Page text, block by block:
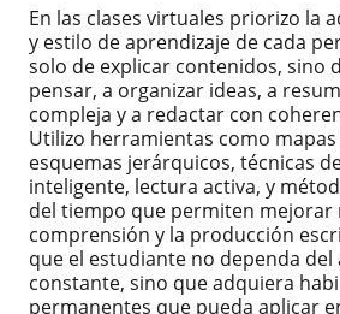
En las clases virtuales priorizo la
y estilo de aprendizaje de cada
solo de explicar contenidos, sino
pensar, a organizar ideas, a
compleja y a redactar con
Utilizo herramientas como
esquemas jerárquicos, técnicas
inteligente, lectura activa, y
del tiempo que permiten mejorar
comprensión y la producción
que el estudiante no dependa
constante, sino que adquiera
permanentes que pueda aplicar